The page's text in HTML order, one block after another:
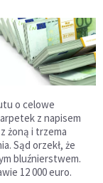
o celowe
z napisem
żoną i trzema
Sąd orzekł, że
bluźnierstwem.
12 000 euro.